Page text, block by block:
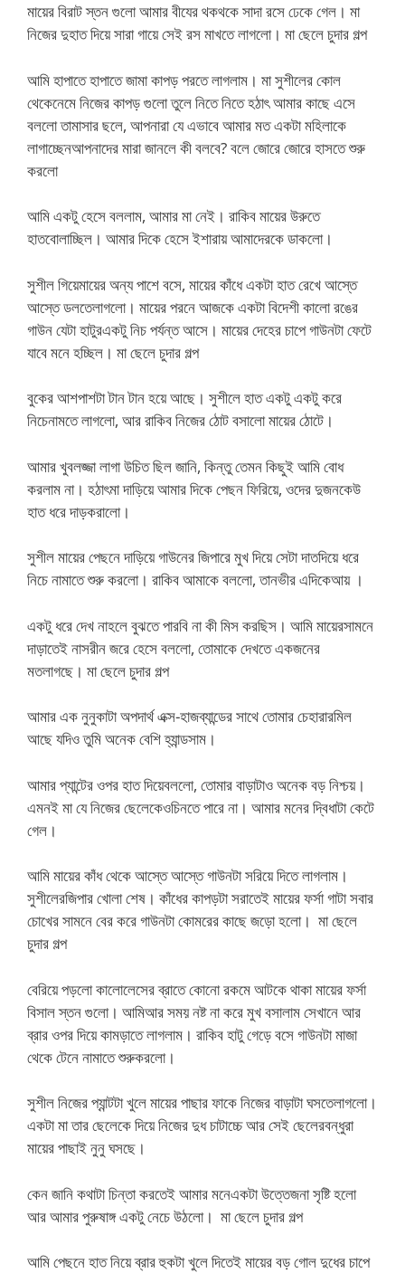
মায়ের বিরাট স্তন গুলো আমার বীযের থকথকে সাদা রসে ঢেকে গেল। মা
নিজের দুহাত দিয়ে সারা গায়ে সেই রস মাখতে লাগলো। মা ছেলে চুদার গল্প
আমি হাপাতে হাপাতে জামা কাপড় পরতে লাগলাম। মা সুশীলের কোল
থেকেনেমে নিজের কাপড় গুলো তুলে নিতে নিতে হঠাৎ আমার কাছে এসে
বললো তামাসার ছলে, আপনারা যে এভাবে আমার মত একটা মহিলাকে
লাগাচ্ছেনআপনাদের মারা জানলে কী বলবে? বলে জোরে জোরে হাসতে শুরু
করলো
আমি একটু হেসে বললাম, আমার মা নেই। রাকিব মায়ের উরুতে
হাতবোলাচ্ছিল। আমার দিকে হেসে ইশারায় আমাদেরকে ডাকলো।
সুশীল গিয়েমায়ের অন্য পাশে বসে, মায়ের কাঁধে একটা হাত রেখে আস্তে
আস্তে ডলতেলাগলো। মায়ের পরনে আজকে একটা বিদেশী কালো রঙের
গাউন যেটা হাটুরএকটু নিচ পর্যন্ত আসে। মায়ের দেহের চাপে গাউনটা ফেটে
যাবে মনে হচ্ছিল। মা ছেলে চুদার গল্প
বুকের আশপাশটা টান টান হয়ে আছে। সুশীলে হাত একটু একটু করে
নিচেনামতে লাগলো, আর রাকিব নিজের ঠোট বসালো মায়ের ঠোটে।
আমার খুবলজ্জা লাগা উচিত ছিল জানি, কিন্তু তেমন কিছুই আমি বোধ
করলাম না। হঠাৎমা দাড়িয়ে আমার দিকে পেছন ফিরিয়ে, ওদের দুজনকেউ
হাত ধরে দাড়করালো।
সুশীল মায়ের পেছনে দাড়িয়ে গাউনের জিপারে মুখ দিয়ে সেটা দাতদিয়ে ধরে
নিচে নামাতে শুরু করলো। রাকিব আমাকে বললো, তানভীর এদিকেআয় ।
একটু ধরে দেখ নাহলে বুঝতে পারবি না কী মিস করছিস। আমি মায়েরসামনে
দাড়াতেই নাসরীন জরে হেসে বললো, তোমাকে দেখতে একজনের
মতলাগছে। মা ছেলে চুদার গল্প
আমার এক নুনুকাটা অপদার্থ এক্স-হাজব্যান্ডের সাথে তোমার চেহারারমিল
আছে যদিও তুমি অনেক বেশি হ্যান্ডসাম।
আমার প্যান্টের ওপর হাত দিয়েবললো, তোমার বাড়াটাও অনেক বড় নিশ্চয়।
এমনই মা যে নিজের ছেলেকেওচিনতে পারে না। আমার মনের দ্বিধাটা কেটে
গেল।
আমি মায়ের কাঁধ থেকে আস্তে আস্তে গাউনটা সরিয়ে দিতে লাগলাম।
সুশীলেরজিপার খোলা শেষ। কাঁধের কাপড়টা সরাতেই মায়ের ফর্সা গাটা সবার
চোখের সামনে বের করে গাউনটা কোমরের কাছে জড়ো হলো। মা ছেলে
চুদার গল্প
বেরিয়ে পড়লো কালোলেসের ব্রাতে কোনো রকমে আটকে থাকা মায়ের ফর্সা
বিসাল স্তন গুলো। আমিআর সময় নষ্ট না করে মুখ বসালাম সেখানে আর
ব্রার ওপর দিয়ে কামড়াতে লাগলাম। রাকিব হাটু গেড়ে বসে গাউনটা মাজা
থেকে টেনে নামাতে শুরুকরলো।
সুশীল নিজের প্যান্টটা খুলে মায়ের পাছার ফাকে নিজের বাড়াটা ঘসতেলাগলো।
একটা মা তার ছেলেকে দিয়ে নিজের দুধ চাটাচ্চে আর সেই ছেলেরবন্ধুরা
মায়ের পাছাই নুনু ঘসছে।
কেন জানি কথাটা চিন্তা করতেই আমার মনেএকটা উত্তেজনা সৃষ্টি হলো
আর আমার পুরুষাঙ্গ একটু নেচে উঠলো। মা ছেলে চুদার গল্প
আমি পেছনে হাত নিয়ে ব্রার হুকটা খুলে দিতেই মায়ের বড় গোল দুধের চাপে